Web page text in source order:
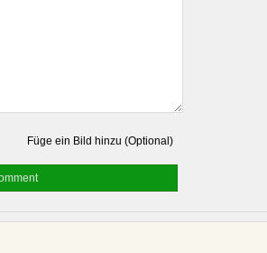
Füge ein Bild hinzu (Optional)